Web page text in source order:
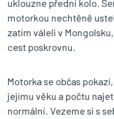
uklouzne přední kolo.
motorkou nechtěně
zatím váleli v
cest poskrovnu.
Motorka se občas
jejímu věku a počtu
normální. Vezeme si s